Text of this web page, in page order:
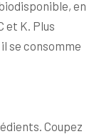
en
et K. Plus
se consomme
Coupez